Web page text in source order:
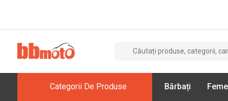
Categorii De Produse Bărbați